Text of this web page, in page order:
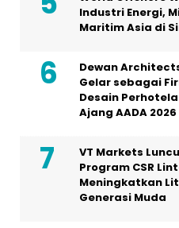
Industri Energi,
Maritim Asia di
Dewan
Gelar sebagai
Desain
Ajang AADA 2026
VT Markets
Program CSR
Meningkatkan
Generasi Muda